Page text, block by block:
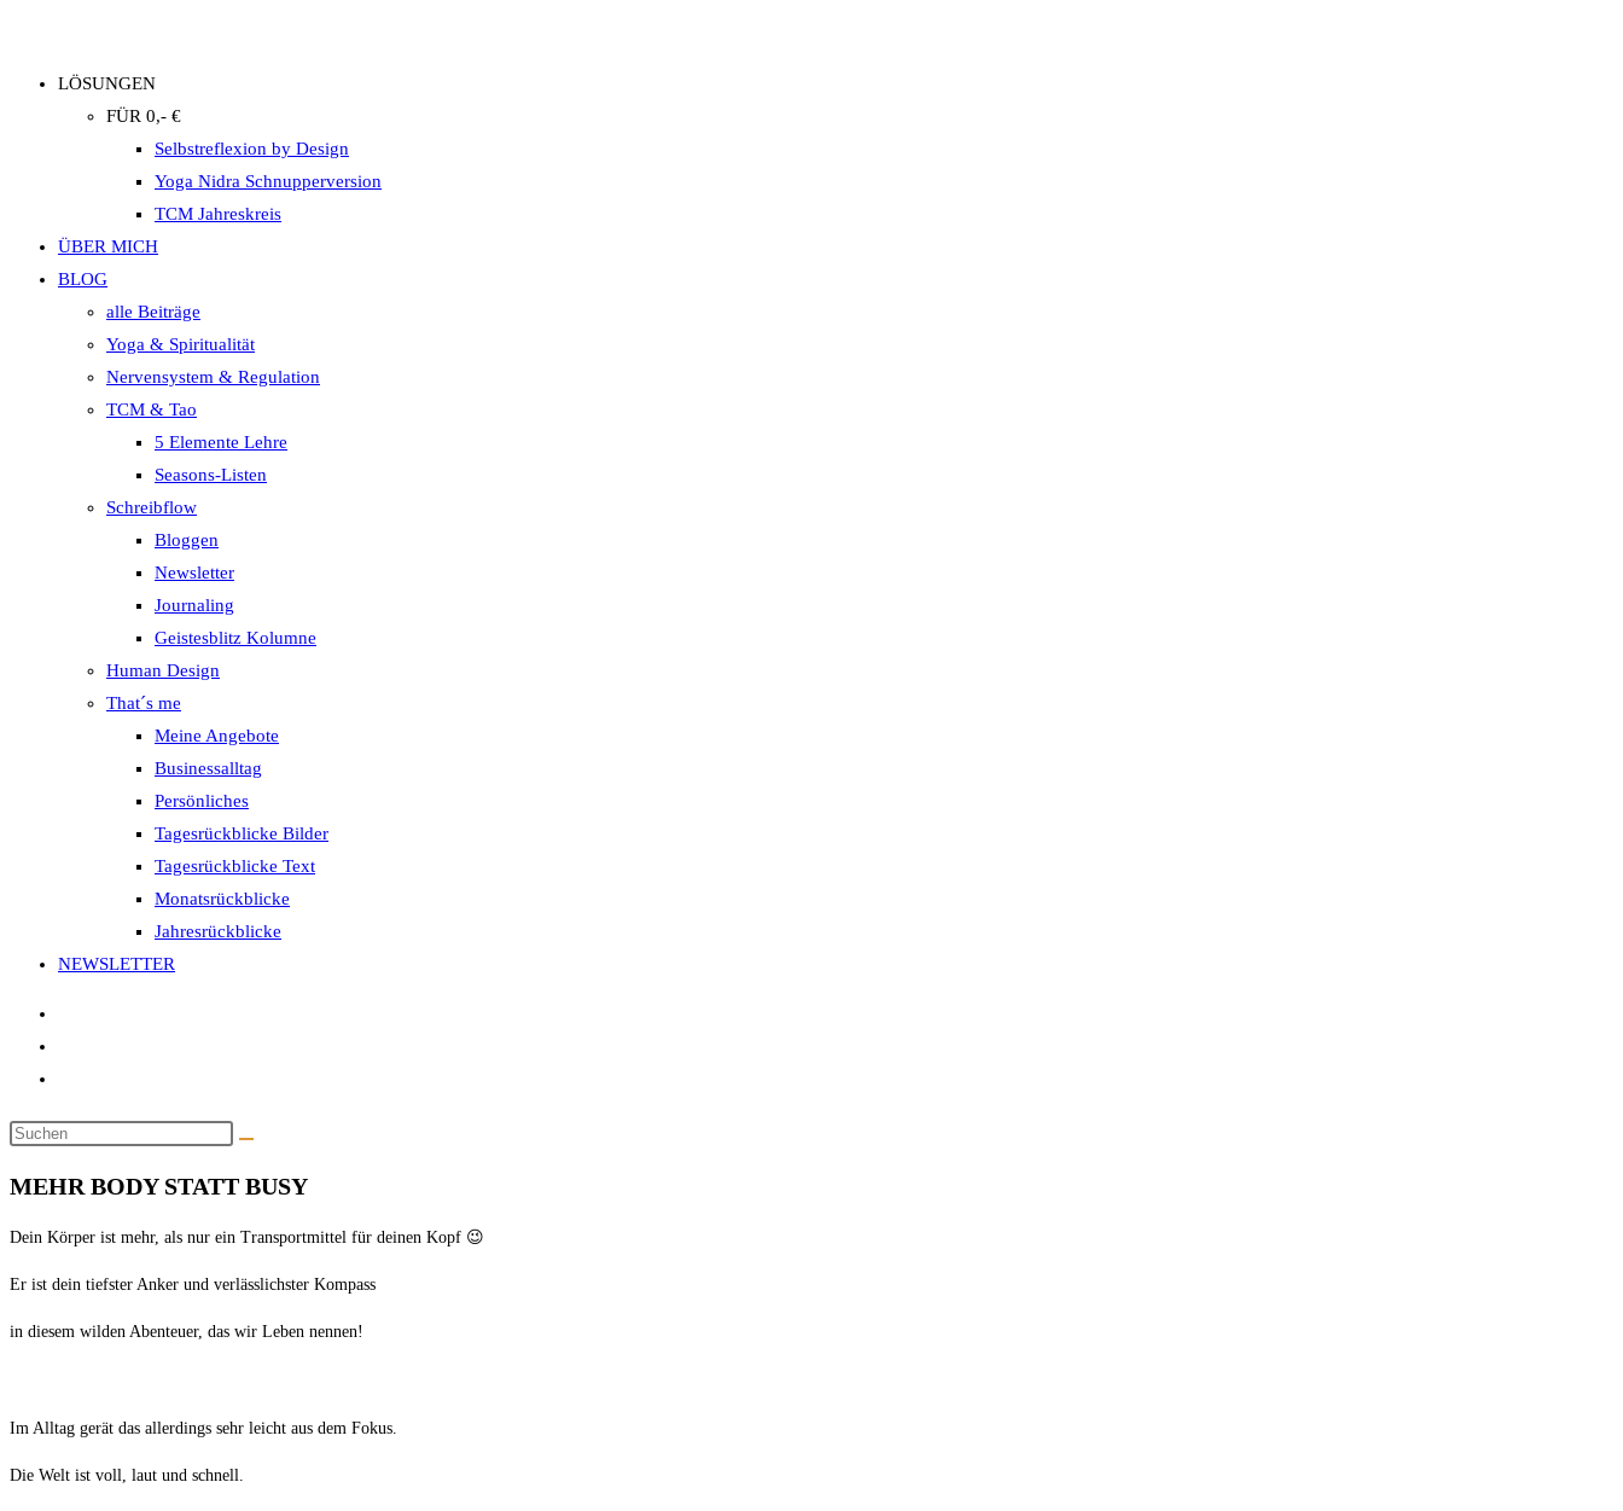
LÖSUNGEN
FÜR 0,- €
Selbstreflexion by Design
Yoga Nidra Schnupperversion
TCM Jahreskreis
ÜBER MICH
BLOG
alle Beiträge
Yoga & Spiritualität
Nervensystem & Regulation
TCM & Tao
5 Elemente Lehre
Seasons-Listen
Schreibflow
Bloggen
Newsletter
Journaling
Geistesblitz Kolumne
Human Design
That´s me
Meine Angebote
Businessalltag
Persönliches
Tagesrückblicke Bilder
Tagesrückblicke Text
Monatsrückblicke
Jahresrückblicke
NEWSLETTER
MEHR BODY STATT BUSY
Dein Körper ist mehr, als nur ein Transportmittel für deinen Kopf 😉
Er ist dein tiefster Anker und verlässlichster Kompass
in diesem wilden Abenteuer, das wir Leben nennen!
Im Alltag gerät das allerdings sehr leicht aus dem Fokus.
Die Welt ist voll, laut und schnell.